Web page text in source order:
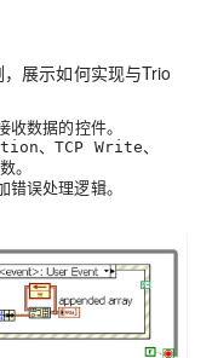
展示如何实现与Trio
数据的控件。
、TCP Write、
。
误处理逻辑。